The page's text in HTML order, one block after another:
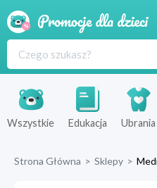
Wszystkie Edukacja Ubrania
Strona Główna > Sklepy >